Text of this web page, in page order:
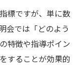
標ですが、単に数
会では「どのよう
特徴や指導ポイン
することが効果的